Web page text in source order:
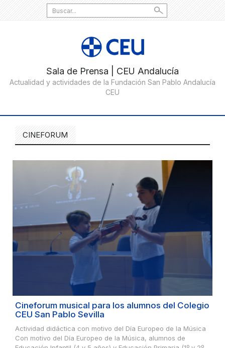
Search
for:
CINEFORUM
Cineforum musical para los alumnos del Colegio
CEU San Pablo Sevilla
Actividad didáctica con motivo del Día Europeo de la Música
Con motivo del Día Europeo de la Música, alumnos de